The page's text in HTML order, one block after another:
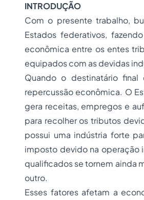
INTRODUÇÃO
Com o presente trabalho,
Estados federativos,
econômica entre os entes
equipados com as devidas
Quando o destinatário
repercussão econômica. O
gera receitas, empregos e
para recolher os tributos
possui uma indústria forte
imposto devido na operação
qualificados se tornem ainda
outro.
Esses fatores afetam a